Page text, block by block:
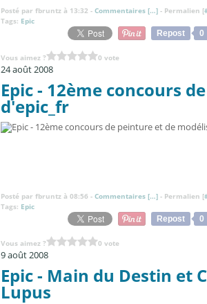
Posté par fbruntz à 13:32 - Commentaires […] - Permalien [
Tags: Epic
Repost
0
Vous aimez ? 0 vote
24 août 2008
Epic - 12ème concours
d'epic_fr
Posté par fbruntz à 08:56 - Commentaires […] - Permalien [
Tags: Epic
Repost
0
Vous aimez ? 0 vote
9 août 2008
Epic - Main du Destin et
Lupus